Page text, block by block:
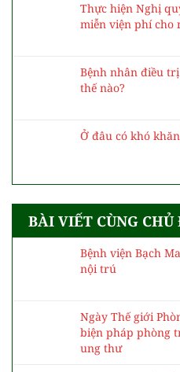
Thực hiện Nghị
miễn viện phí cho
Bệnh nhân điều
thế nào?
Ở đâu có khó
BÀI VIẾT CÙNG CHỦ
Bệnh viện Bạch
nội trú
Ngày Thế giới
biện pháp phòng
ung thư